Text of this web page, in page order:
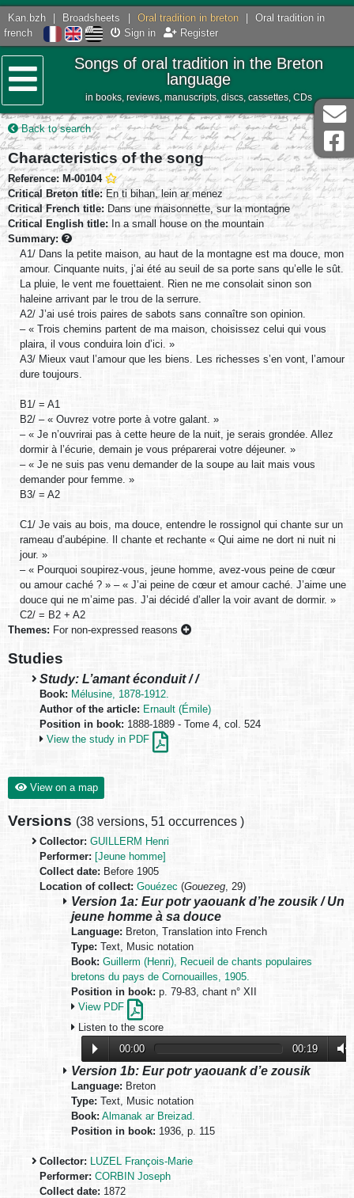
Kan.bzh Broadsheets Oral tradition in breton
Oral tradition in
french
Sign in Register
Menu
Songs of oral tradition in the Breton
language
in books, reviews, manuscripts, discs, cassettes, CDs
Back to search
Characteristics of the song
Reference: M-00104
Critical Breton title:En ti bihan, lein ar menez
Critical French title: Dans une maisonnette, sur la montagne
Critical English title: In a small house on the mountain
Summary:
A1/ Dans la petite maison, au haut de la montagne est ma douce, mon
amour. Cinquante nuits, j’ai été au seuil de sa porte sans qu’elle le sût.
La pluie, le vent me fouettaient. Rien ne me consolait sinon son
haleine arrivant par le trou de la serrure.
A2/ J’ai usé trois paires de sabots sans connaître son opinion.
– « Trois chemins partent de ma maison, choisissez celui qui vous
plaira, il vous conduira loin d’ici. »
A3/ Mieux vaut l’amour que les biens. Les richesses s’en vont, l’amour
dure toujours.
B1/ = A1
B2/ – « Ouvrez votre porte à votre galant. »
– « Je n’ouvrirai pas à cette heure de la nuit, je serais grondée. Allez
dormir à l’écurie, demain je vous préparerai votre déjeuner. »
– « Je ne suis pas venu demander de la soupe au lait mais vous
demander pour femme. »
B3/ = A2
C1/ Je vais au bois, ma douce, entendre le rossignol qui chante sur un
rameau d’aubépine. Il chante et rechante « Qui aime ne dort ni nuit ni
jour. »
– « Pourquoi soupirez-vous, jeune homme, avez-vous peine de cœur
ou amour caché ? » – « J’ai peine de cœur et amour caché. J’aime une
douce qui ne m’aime pas. J’ai décidé d’aller la voir avant de dormir. »
C2/ = B2 + A2
Themes: For non-expressed reasons
Studies
Study: L’amant éconduit / /
Book: Mélusine, 1878-1912.
Author of the article: Ernault (Émile)
Position in book: 1888-1889 - Tome 4, col. 524
View the study in PDF
View on a map
Versions (38 versions, 51 occurrences )
Collector: GUILLERM Henri
Performer: [Jeune homme]
Collect date: Before 1905
Location of collect: Gouézec (Gouezeg , 29)
Version 1a: Eur potr yaouank d’he zousik / Un
jeune homme à sa douce
Language: Breton, Translation into French
Type: Text, Music notation
Book: Guillerm (Henri), Recueil de chants populaires
bretons du pays de Cornouailles, 1905.
Position in book: p. 79-83, chant n° XII
View PDF
Listen to the score
00:00
00:19
Version 1b: Eur potr yaouank d’e zousik
Language: Breton
Type: Text, Music notation
Book: Almanak ar Breizad.
Position in book: 1936, p. 115
Collector: LUZEL François-Marie
Performer: CORBIN Joseph
Collect date: 1872